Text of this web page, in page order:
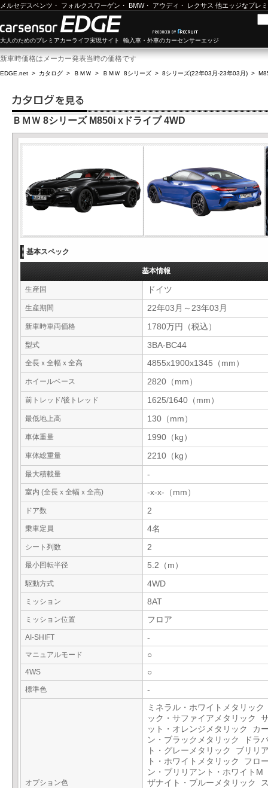
メルセデスベンツ ・ フォルクスワーゲン ・ BMW・ アウディ ・ レクサス 他エッジなプレ
大人のためのプレミアカーライフ実現サイト 輸入車・外車のカーセンサーエッジ
新車時価格はメーカー発表当時の価格です
EDGE.net > カタログ > ＢＭＷ > ＢＭＷ 8シリーズ > 8シリーズ(22年03月-23年03月) >
ＢＭＷ 8シリーズ M850i xドライブ 4WD
基本スペック
基本情報
生産国 ドイツ
生産期間 22年03月～23年03月
新車時車両価格 1780万円（税込）
型式 3BA-BC44
全長ｘ全幅ｘ全高 4855x1900x1345（mm）
ホイールベース 2820（mm）
前トレッド/後トレッド 1625/1640（mm）
最低地上高 130（mm）
車体重量 1990（kg）
車体総重量 2210（kg）
最大積載量 -
室内 (全長ｘ全幅ｘ全高) -x-x-（mm）
ドア数 2
乗車定員 4名
シート列数 2
最小回転半径 5.2（m）
駆動方式 4WD
ミッション 8AT
ミッション位置 フロア
AI-SHIFT -
マニュアルモード ○
4WS ○
標準色 -
オプション色
ミネラル・ホワイトメタリッ
ック・サファイアメタリック
ット・オレンジメタリック カ
ン・ブラックメタリック ドラ
ト・グレーメタリック ブリリ
ト・ホワイトメタリック フロ
ン・ブリリアント・ホワイトM
ザナイト・ブルーメタリック